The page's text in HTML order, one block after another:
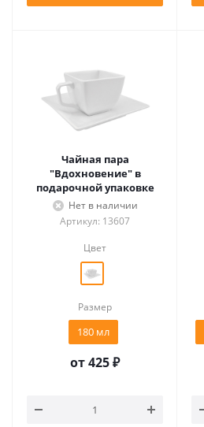
Чайная пара
"Вдохновение" в
подарочной упаковке
Нет в наличии
Артикул: 13607
Цвет
Размер
180 мл
от425 ₽